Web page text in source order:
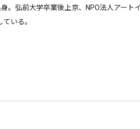
。弘前大学卒業後上京、NPO法人アート
いる。